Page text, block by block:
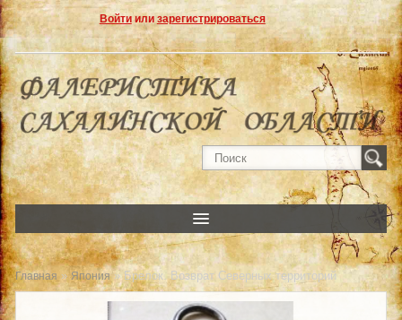
Войтиили зарегистрироваться
Главная » Япония» Брелок. Возврат Северных территорий